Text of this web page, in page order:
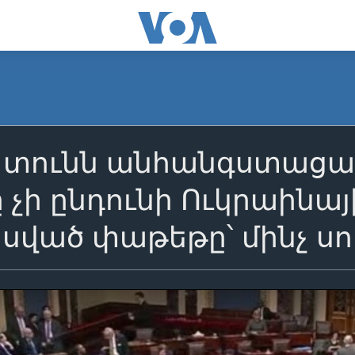
չի ընդունի
փաթեթը՝ մինչ